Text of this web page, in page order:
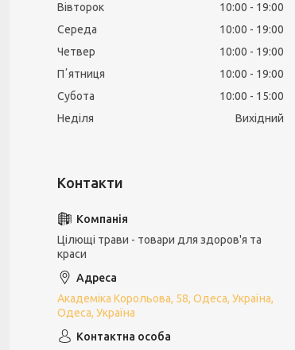
Вівторок
10:00
19:00
Середа
10:00
19:00
Четвер
10:00
19:00
Пʼятниця
10:00
19:00
Субота
10:00
15:00
Неділя
Вихідний
Цілющі трави - товари для здоров'я та
краси
Академіка Корольова, 58, Одеса, Україна,
Одеса, Україна